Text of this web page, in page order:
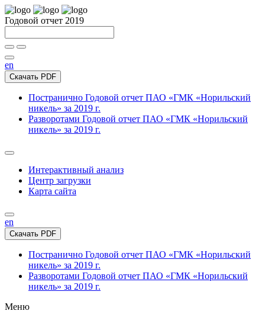
Годовой отчет 2019
en
Скачать PDF
Постранично Годовой отчет ПАО «ГМК «Норильский
никель» за 2019 г.
Разворотами Годовой отчет ПАО «ГМК «Норильский
никель» за 2019 г.
Интерактивный анализ
Центр загрузки
Карта сайта
en
Скачать PDF
Постранично Годовой отчет ПАО «ГМК «Норильский
никель» за 2019 г.
Разворотами Годовой отчет ПАО «ГМК «Норильский
никель» за 2019 г.
Меню